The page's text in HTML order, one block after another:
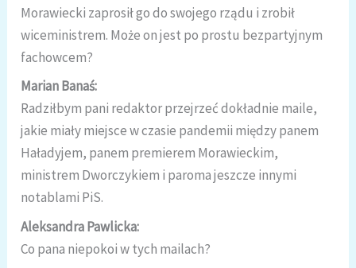
Morawiecki zaprosił go do swojego rządu i zrobił
wiceministrem. Może on jest po prostu bezpartyjnym
fachowcem?
Marian Banaś:
Radziłbym pani redaktor przejrzeć dokładnie maile,
jakie miały miejsce w czasie pandemii między panem
Haładyjem, panem premierem Morawieckim,
ministrem Dworczykiem i paroma jeszcze innymi
notablami PiS.
Aleksandra Pawlicka:
Co pana niepokoi w tych mailach?